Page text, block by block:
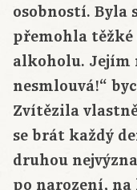
osobností. Byla
přemohla těžké
alkoholu. Jejím
nesmlouvá!“
Zvítězila
se brát každý
druhou
po narození,